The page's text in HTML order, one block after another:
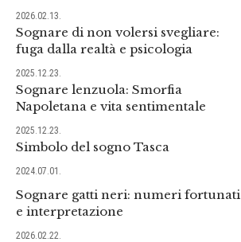
2026.02.13.
Sognare di non volersi svegliare:
fuga dalla realtà e psicologia
2025.12.23.
Sognare lenzuola: Smorfia
Napoletana e vita sentimentale
2025.12.23.
Simbolo del sogno Tasca
2024.07.01.
Sognare gatti neri: numeri fortunati
e interpretazione
2026.02.22.